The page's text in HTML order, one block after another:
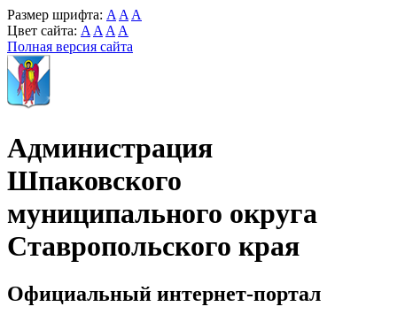
Размер шрифта: A A A
Цвет сайта: A A A A
Полная версия сайта
Администрация
Шпаковского
муниципального округа
Ставропольского края
Официальный интернет-портал